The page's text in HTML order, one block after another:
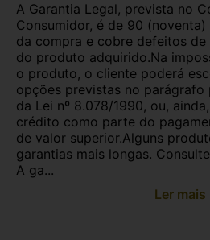
A Garantia Legal, prevista no
Consumidor, é de 90
da compra e cobre defeitos
do produto adquirido.Na
o produto, o cliente poderá
opções previstas no
da Lei nº 8.078/1990, ou,
crédito como parte do
de valor superior.Alguns
garantias mais longas.
A ga...
Ler mais